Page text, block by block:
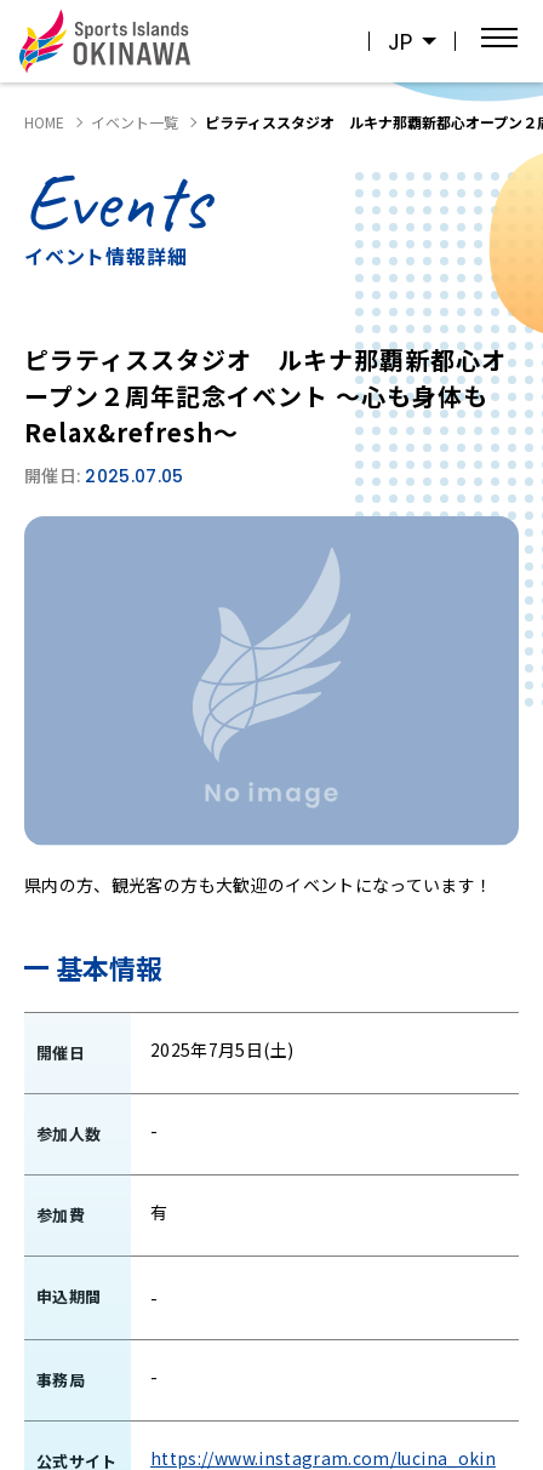
JP
HOME イベント一覧 ピラティススタジオ ルキナ那覇新都心オープン
Events
イベント情報詳細
ピラティススタジオ ルキナ那覇新都心オ
ープン２周年記念イベント ～心も身体も
Relax&refresh～
開催日: 2025.07.05
県内の方、観光客の方も大歓迎のイベントになっています！
基本情報
開催日 2025年7月5日(土)
参加人数 -
参加費 有
申込期間 -
事務局 -
公式サイト
https://www.instagram.com/lucina_okin